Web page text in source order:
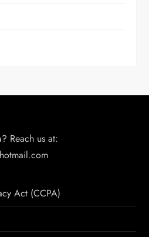
Reach us at:
Act (CCPA)